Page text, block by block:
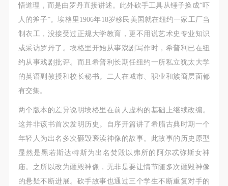
悟道理，而是由罗丹直接讲述。此外砍手工具从锤子换成“吓
人的斧子”。埃格里1906年18岁移民美国就在纽约一家工厂当
制衣工，没接受过正规大学教育，更不用说艺术史专业知识
或采访罗丹了。埃格里开始从事戏剧写作时，希普利已在纽
约从事戏剧批评。而且希普利长期任纽约一所私立犹太大学
的英语副教授和校长秘书。二人在城市、职业和族裔层面都
有交集。
两个版本的差异说明埃格里在前人虚构的基础上继续改编。
这并非该书首次发明历史。自序开篇讲了希腊古典时期一个
年轻人为出名多次砸毁亵渎神像的故事。此故事的历史原型
显然是黑若斯达特斯为出名焚毁以弗所的阿尔忒弥斯女神
庙。之所以改为砸毁神像，无非是要让情节随多次砸毁神像
的悬疑不断进展。砍手故事也通过三个学生不断重复对手的